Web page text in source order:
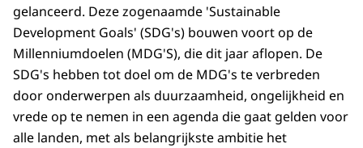
gelanceerd. Deze zogenaamde 'Sustainable
Development Goals' (SDG's) bouwen voort op de
Millenniumdoelen (MDG'S), die dit jaar aflopen. De
SDG's hebben tot doel om de MDG's te verbreden
door onderwerpen als duurzaamheid, ongelijkheid en
vrede op te nemen in een agenda die gaat gelden voor
alle landen, met als belangrijkste ambitie het